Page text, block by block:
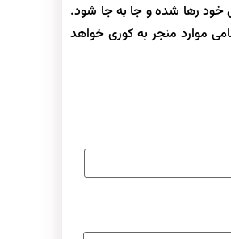
خود رها شده و جا به جا شود.
موارد منجر به کوری خواهد